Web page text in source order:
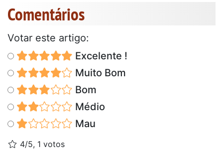
Comentários
Votar este artigo:
Excelente !
Muito Bom
Bom
Médio
Mau
4/5, 1 votos